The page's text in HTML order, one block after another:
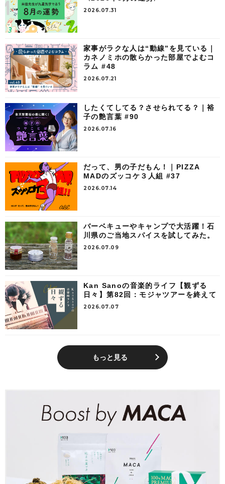
2026.07.31
家事がラクな人は“動線”を見ている｜
カネノミホの散らかった部屋でよむコ
ラム #48
2026.07.21
したくてしてる？させられてる？｜裕
子の艶言葉 #90
2026.07.16
だって、男の子だもん！｜PIZZA
MADのズッコケ３人組 #37
2026.07.14
バーベキューやキャンプで大活躍！石
川県のご当地スパイスを試してみた。
2026.07.09
Kan Sanoの音楽的ライフ【観ずる
日々】第82回：モジャツアーを終えて
2026.07.07
もっと見る